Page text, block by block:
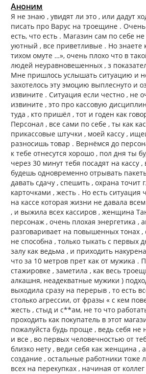
Аноним
Я не знаю , увидят ли это , или дадут
писать про Варус на троещине .
есть, что есть . Магазин сам по себе
уютный , все приветливые . Но знаете
тихом омуте …», очень плохо что в
людей неуравновешенных , з
Мне пришлось услышать ситуацию и
захотелось эту эмоцию выплеснуто и
извините . Ситуация если честно , не
извините , это про кассовую
туда , кто пришёл , тот и годен как
Персонал , все сами по себе , ты как
прикассовые штучки , моей кассу ,
разносишь товар . Вернёмся до
к тебе отнесутся хорошо , пол дня ты
через 30 минут тебя посадят на кассу ,
будешь одновременно отрывать
давать сдачу , спешить , охрана точит
карточками , жесть . Но есть ситуация
на кассе которая жизни не давала
, и выжила всех кассиров , женщина
персонаж , очень плохая энергетика ,
разговаривает на повышенных тонах ,
не способна , только тыкать с первых
залу как ведьма , и приходить
что за 10 метров прет как от мужика .
стажировке , заметила , как весь
алкашня, неадекватные мужики )
выходила сразу на перерыв , то есть
столько агрессии, от фразы « с кем
жесть , стыд и с**ам, не то что
проходить как покупатель в этот
пожалуйста будь проще , ведь себя не
и все , во первых человечностью от
близко нету , веди себя как женщина ,
создание , остальные работники тоже
всех на перекупках , начиная от